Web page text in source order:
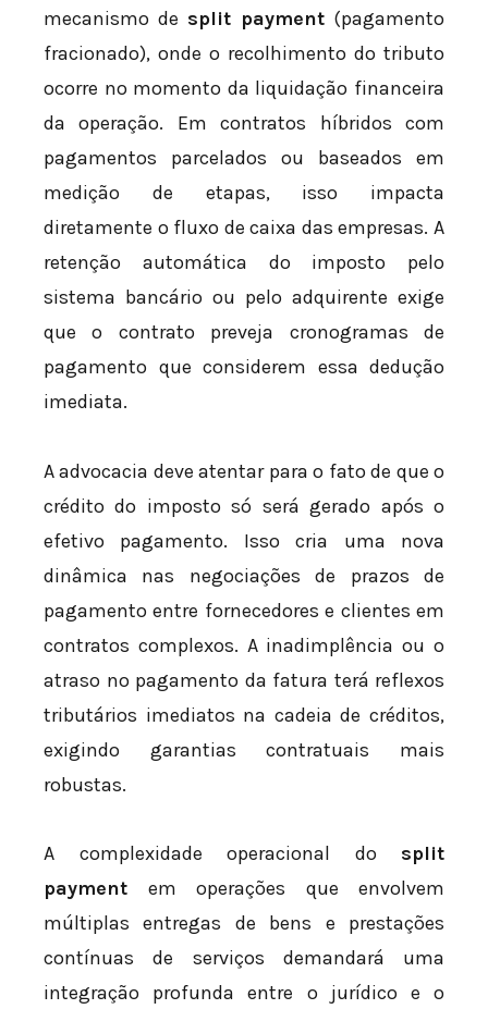
mecanismo de split payment (pagamento
fracionado), onde o recolhimento do tributo
ocorre no momento da liquidação financeira
da operação. Em contratos híbridos com
pagamentos parcelados ou baseados em
medição de etapas, isso impacta
diretamente o fluxo de caixa das empresas. A
retenção automática do imposto pelo
sistema bancário ou pelo adquirente exige
que o contrato preveja cronogramas de
pagamento que considerem essa dedução
imediata.
A advocacia deve atentar para o fato de que o
crédito do imposto só será gerado após o
efetivo pagamento. Isso cria uma nova
dinâmica nas negociações de prazos de
pagamento entre fornecedores e clientes em
contratos complexos. A inadimplência ou o
atraso no pagamento da fatura terá reflexos
tributários imediatos na cadeia de créditos,
exigindo garantias contratuais mais
robustas.
A complexidade operacional do split
payment em operações que envolvem
múltiplas entregas de bens e prestações
contínuas de serviços demandará uma
integração profunda entre o jurídico e o